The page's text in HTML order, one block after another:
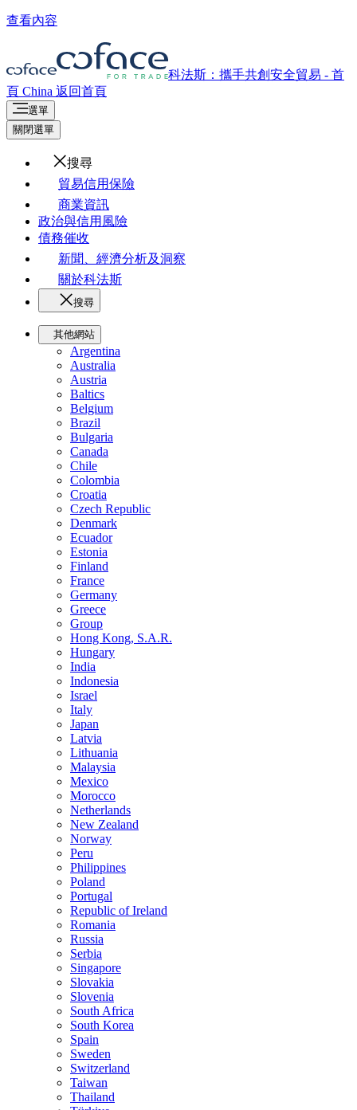
查看內容
科法斯：攜手共創安全貿易 - 首
頁 China 返回首頁
選單
關閉選單
搜尋
貿易信用保險
商業資訊
政治與信用風險
債務催收
新聞、經濟分析及洞察
關於科法斯
搜尋
其他網站
Argentina
Australia
Austria
Baltics
Belgium
Brazil
Bulgaria
Canada
Chile
Colombia
Croatia
Czech Republic
Denmark
Ecuador
Estonia
Finland
France
Germany
Greece
Group
Hong Kong, S.A.R.
Hungary
India
Indonesia
Israel
Italy
Japan
Latvia
Lithuania
Malaysia
Mexico
Morocco
Netherlands
New Zealand
Norway
Peru
Philippines
Poland
Portugal
Republic of Ireland
Romania
Russia
Serbia
Singapore
Slovakia
Slovenia
South Africa
South Korea
Spain
Sweden
Switzerland
Taiwan
Thailand